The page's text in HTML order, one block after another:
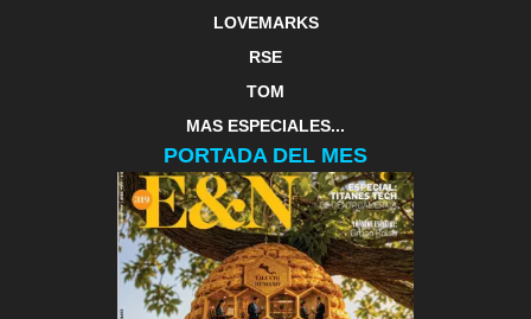
LOVEMARKS
RSE
TOM
MAS ESPECIALES...
PORTADA DEL MES